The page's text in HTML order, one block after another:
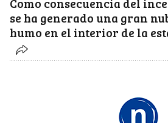
Como consecuencia del
se ha generado una gran
humo en el interior de la